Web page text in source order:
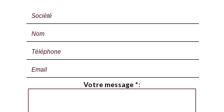
Votre message *: